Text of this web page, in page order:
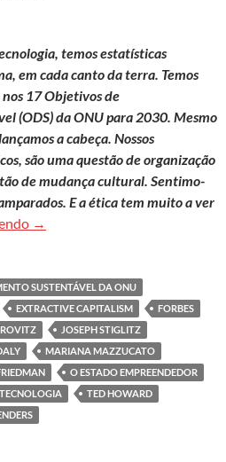
temos estatísticas
em cada canto da terra. Temos
nos 17 Objetivos de
(ODS) da ONU para 2030. Mesmo
a cabeça. Nossos
são uma questão de organização
de mudança cultural. Sentimo-
E a ética tem muito a ver
O sucesso que gera desgraça
→
SUSTENTÁVEL DA ONU
EXTRACTIVE CAPITALISM
FORBES
JOSEPH STIGLITZ
MARIANA MAZZUCATO
O ESTADO EMPREENDEDOR
TECNOLOGIA
TED HOWARD